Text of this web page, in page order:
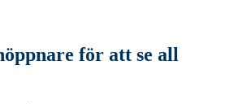
för att se all